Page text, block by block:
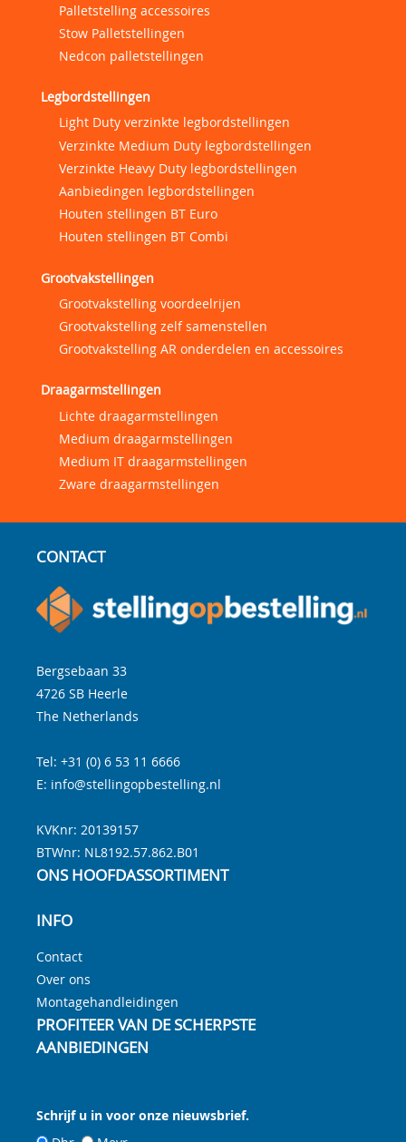
Palletstelling accessoires
Stow Palletstellingen
Nedcon palletstellingen
Legbordstellingen
Light Duty verzinkte legbordstellingen
Verzinkte Medium Duty legbordstellingen
Verzinkte Heavy Duty legbordstellingen
Aanbiedingen legbordstellingen
Houten stellingen BT Euro
Houten stellingen BT Combi
Grootvakstellingen
Grootvakstelling voordeelrijen
Grootvakstelling zelf samenstellen
Grootvakstelling AR onderdelen en accessoires
Draagarmstellingen
Lichte draagarmstellingen
Medium draagarmstellingen
Medium IT draagarmstellingen
Zware draagarmstellingen
CONTACT
Bergsebaan 33
4726 SB Heerle
The Netherlands
Tel: +31 (0) 6 53 11 6666
E: info@stellingopbestelling.nl
KVKnr: 20139157
BTWnr: NL8192.57.862.B01
ONS HOOFDASSORTIMENT
INFO
Contact
Over ons
Montagehandleidingen
PROFITEER VAN DE SCHERPSTE
AANBIEDINGEN
Schrijf u in voor onze nieuwsbrief.